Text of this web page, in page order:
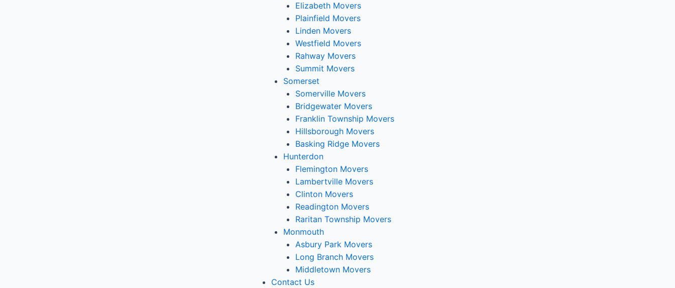
Elizabeth Movers
Plainfield Movers
Linden Movers
Westfield Movers
Rahway Movers
Summit Movers
Somerset
Somerville Movers
Bridgewater Movers
Franklin Township Movers
Hillsborough Movers
Basking Ridge Movers
Hunterdon
Flemington Movers
Lambertville Movers
Clinton Movers
Readington Movers
Raritan Township Movers
Monmouth
Asbury Park Movers
Long Branch Movers
Middletown Movers
Contact Us